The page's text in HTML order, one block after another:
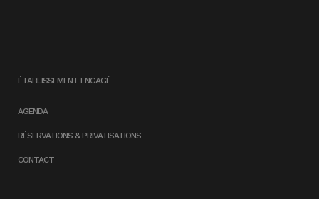
ÉTABLISSEMENT ENGAGÉ
AGENDA
RÉSERVATIONS & PRIVATISATIONS
CONTACT